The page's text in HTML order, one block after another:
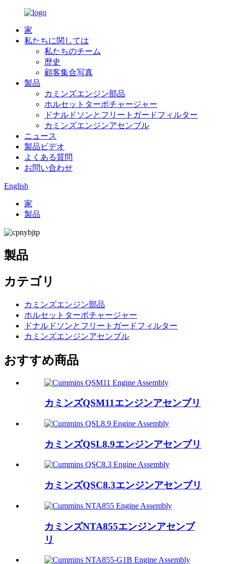
家
私たちに関しては
私たちのチーム
歴史
顧客集合写真
製品
カミンズエンジン部品
ホルセットターボチャージャー
ドナルドソンとフリートガードフィルター
カミンズエンジンアセンブル
ニュース
製品ビデオ
よくある質問
お問い合わせ
English
家
製品
製品
カテゴリ
カミンズエンジン部品
ホルセットターボチャージャー
ドナルドソンとフリートガードフィルター
カミンズエンジンアセンブル
おすすめ商品
カミンズQSM11エンジンアセンブリ
カミンズQSL8.9エンジンアセンブリ
カミンズQSC8.3エンジンアセンブリ
カミンズNTA855エンジンアセンブ
リ